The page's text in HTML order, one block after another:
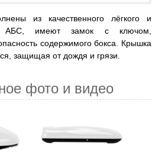
из качественного лёгкого и
АБС, имеют замок с ключом,
содержимого бокса. Крышка
защищая от дождя и грязи.
фото и видео